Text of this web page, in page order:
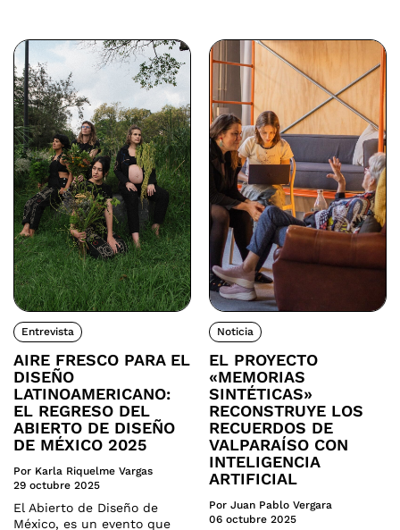
Entrevista
AIRE FRESCO PARA EL
DISEÑO
LATINOAMERICANO:
EL REGRESO DEL
ABIERTO DE DISEÑO
DE MÉXICO 2025
Por Karla Riquelme Vargas
29 octubre 2025
El Abierto de Diseño de
México, es un evento que
Noticia
EL PROYECTO
«MEMORIAS
SINTÉTICAS»
RECONSTRUYE LOS
RECUERDOS DE
VALPARAÍSO CON
INTELIGENCIA
ARTIFICIAL
Por Juan Pablo Vergara
06 octubre 2025